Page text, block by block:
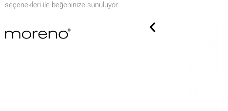
seçenekleri ile beğeninize sunuluyor.